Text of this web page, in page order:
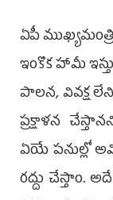
ఏపీ
ఇంకొక హామీ
పాలన, వివక్ష
ప్రక్షాళన
ఏయే పనుల్లో
రద్దు చేస్తాం.